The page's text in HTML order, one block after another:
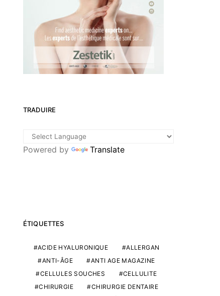
TRADUIRE
Powered by Translate
ÉTIQUETTES
ACIDE HYALURONIQUE
ALLERGAN
ANTI-ÂGE
ANTI AGE MAGAZINE
CELLULES SOUCHES
CELLULITE
CHIRURGIE
CHIRURGIE DENTAIRE